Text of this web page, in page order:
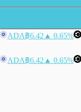
ADA฿6.42 ▲ 0.65%
ADA฿6.42 ▲ 0.65%